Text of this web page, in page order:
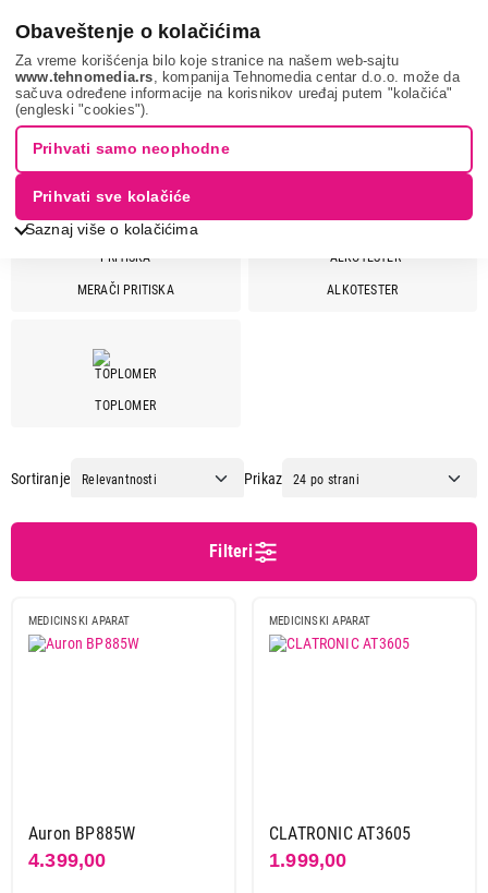
Obaveštenje o kolačićima
Za vreme korišćenja bilo koje stranice na našem web-sajtu
www.tehnomedia.rs , kompanija Tehnomedia centar d.o.o. može da
sačuva određene informacije na korisnikov uređaj putem "kolačića"
(engleski "cookies").
Saznaj više o kolačićima
Prihvati samo neophodne
Prihvati sve kolačiće
Nega tela, lepota i zdravlje Medicinski aparati
Cena
Clatronic
1
baterija
baterija i kabl
1
MEDICINSKI APARATI
MERAČI PRITISKA ALKOTESTER
TOPLOMER
Sortiranje Prikaz
Filteri
MEDICINSKI APARAT
Auron BP885W
4.399,00
MEDICINSKI APARAT
CLATRONIC AT3605
1.999,00